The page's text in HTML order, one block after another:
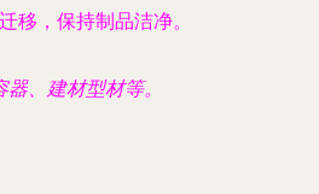
移，保持制品洁净。
、建材型材等。